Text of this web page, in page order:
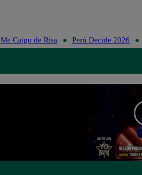
Me Caigo de Risa Perú Decide 2026